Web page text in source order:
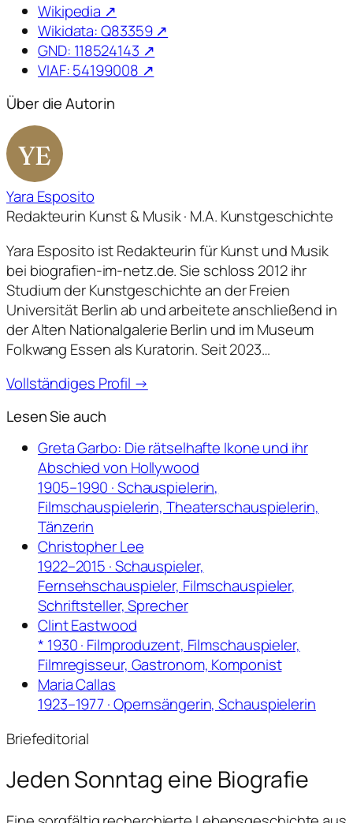
Wikipedia ↗
Wikidata: Q83359 ↗
GND: 118524143 ↗
VIAF: 54199008 ↗
Über die Autorin
YE
Yara Esposito
Redakteurin Kunst & Musik · M.A. Kunstgeschichte
Yara Esposito ist Redakteurin für Kunst und Musik
bei biografien-im-netz.de. Sie schloss 2012 ihr
Studium der Kunstgeschichte an der Freien
Universität Berlin ab und arbeitete anschließend in
der Alten Nationalgalerie Berlin und im Museum
Folkwang Essen als Kuratorin. Seit 2023…
Vollständiges Profil →
Lesen Sie auch
Greta Garbo: Die rätselhafte Ikone und ihr
Abschied von Hollywood
1905–1990 · Schauspielerin,
Filmschauspielerin, Theaterschauspielerin,
Tänzerin
Christopher Lee
1922–2015 · Schauspieler,
Fernsehschauspieler, Filmschauspieler,
Schriftsteller, Sprecher
Clint Eastwood
* 1930 · Filmproduzent, Filmschauspieler,
Filmregisseur, Gastronom, Komponist
Maria Callas
1923–1977 · Opernsängerin, Schauspielerin
Briefeditorial
Jeden Sonntag eine Biografie